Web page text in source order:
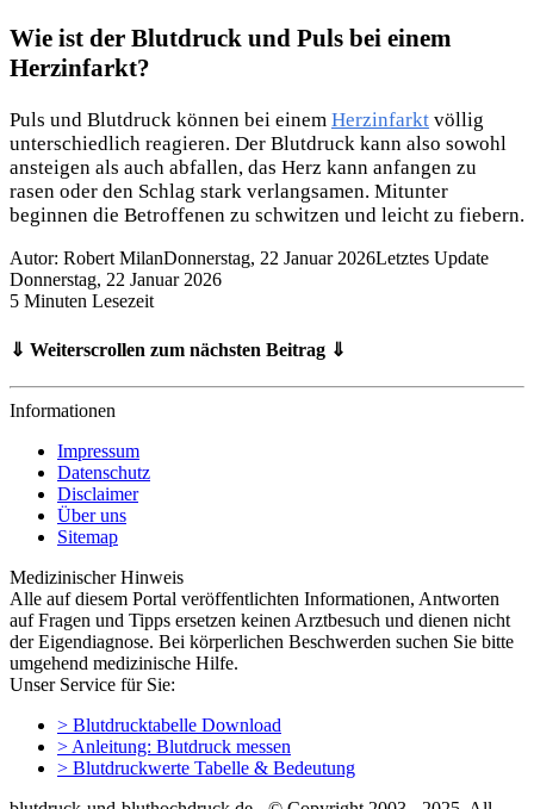
Wie ist der Blutdruck und Puls bei einem
Herzinfarkt?
Puls und Blutdruck können bei einem Herzinfarkt völlig
unterschiedlich reagieren. Der Blutdruck kann also sowohl
ansteigen als auch abfallen, das Herz kann anfangen zu
rasen oder den Schlag stark verlangsamen. Mitunter
beginnen die Betroffenen zu schwitzen und leicht zu fiebern.
Autor: Robert MilanDonnerstag, 22 Januar 2026Letztes Update
Donnerstag, 22 Januar 2026
5 Minuten Lesezeit
⇓ Weiterscrollen zum nächsten Beitrag ⇓
Informationen
Impressum
Datenschutz
Disclaimer
Über uns
Sitemap
Medizinischer Hinweis
Alle auf diesem Portal veröffentlichten Informationen, Antworten
auf Fragen und Tipps ersetzen keinen Arztbesuch und dienen nicht
der Eigendiagnose. Bei körperlichen Beschwerden suchen Sie bitte
umgehend medizinische Hilfe.
Unser Service für Sie:
> Blutdrucktabelle Download
> Anleitung: Blutdruck messen
> Blutdruckwerte Tabelle & Bedeutung